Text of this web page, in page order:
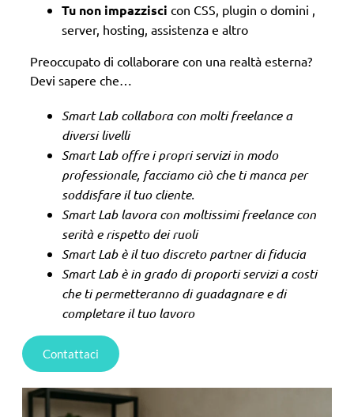
Tu non impazzisci con CSS, plugin o domini ,
server, hosting, assistenza e altro
Preoccupato di collaborare con una realtà esterna?
Devi sapere che…
Smart Lab collabora con molti freelance a
diversi livelli
Smart Lab offre i propri servizi in modo
professionale, facciamo ciò che ti manca per
soddisfare il tuo cliente.
Smart Lab lavora con moltissimi freelance con
serità e rispetto dei ruoli
Smart Lab è il tuo discreto partner di fiducia
Smart Lab è in grado di proporti servizi a costi
che ti permetteranno di guadagnare e di
completare il tuo lavoro
Contattaci